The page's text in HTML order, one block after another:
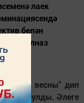
лаек
белән
Гөлназ
"Ритмы весны" дип
булды. Әлеге